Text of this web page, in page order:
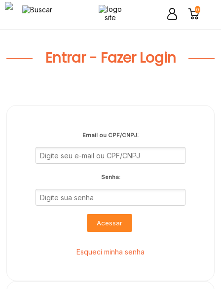
0
Entrar - Fazer Login
Email ou CPF/CNPJ:
Senha:
Acessar
Esqueci minha senha